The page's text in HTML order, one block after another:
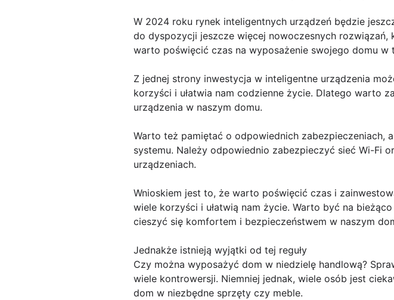
W 2024 roku rynek inteligentnych urządzeń będzie
do dyspozycji jeszcze więcej nowoczesnych
warto poświęcić czas na wyposażenie swojego domu w
Z jednej strony inwestycja w inteligentne urządzenia
korzyści i ułatwia nam codzienne życie. Dlatego warto
urządzenia w naszym domu.
Warto też pamiętać o odpowiednich zabezpieczeniach,
systemu. Należy odpowiednio zabezpieczyć sieć Wi-Fi
urządzeniach.
Wnioskiem jest to, że warto poświęcić czas i
wiele korzyści i ułatwią nam życie. Warto być na
cieszyć się komfortem i bezpieczeństwem w naszym
Jednakże istnieją wyjątki od tej reguły
Czy można wyposażyć dom w niedzielę handlową?
wiele kontrowersji. Niemniej jednak, wiele osób jest
dom w niezbędne sprzęty czy meble.